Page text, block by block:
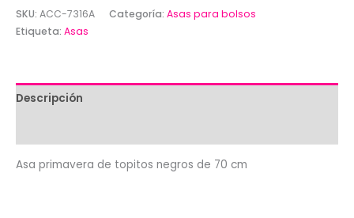
de
topitos
70
SKU: ACC-7316A Categoría: Asas para bolsos
Etiqueta: Asas
Descripción
Asa primavera de topitos negros de 70 cm